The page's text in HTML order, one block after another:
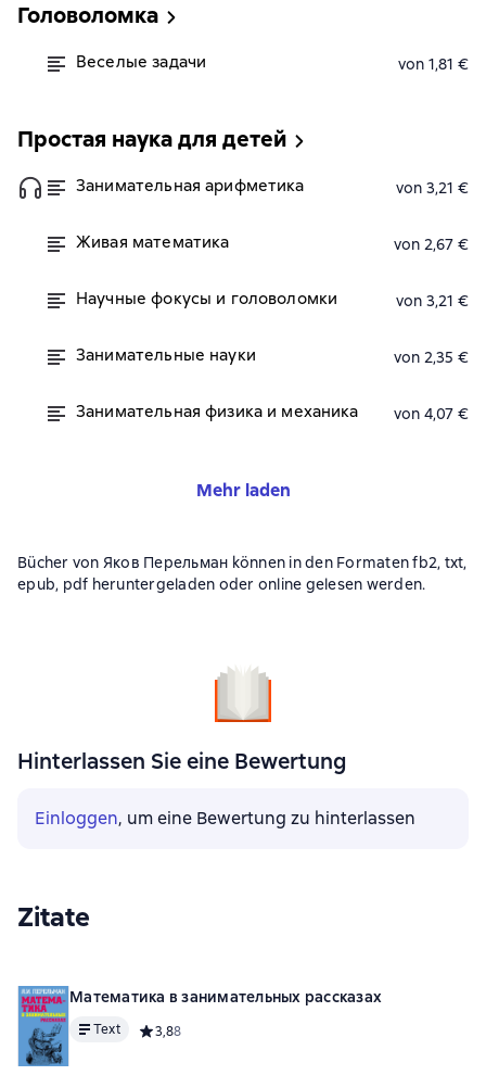
Головоломка
Веселые задачи von 1,81 €
Простая наука для детей
Занимательная арифметика von 3,21 €
Живая математика von 2,67 €
Научные фокусы и головоломки von 3,21 €
Занимательные науки von 2,35 €
Занимательная физика и механика von 4,07 €
Mehr laden
Bücher von Яков Перельман können in den Formaten fb2, txt,
epub, pdf heruntergeladen oder online gelesen werden.
Hinterlassen Sie eine Bewertung
Einloggen, um eine Bewertung zu hinterlassen
Zitate
Математика в занимательных рассказах
Text Средний рейтинг 3,8 на основе 8 оценок
3,88